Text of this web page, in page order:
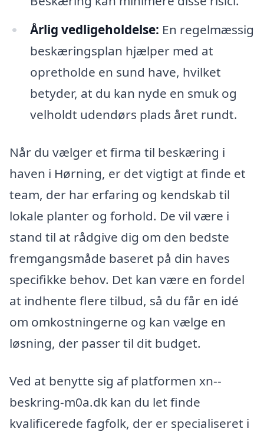
Årlig vedligeholdelse: En regelmæssig
beskæringsplan hjælper med at
opretholde en sund have, hvilket
betyder, at du kan nyde en smuk og
velholdt udendørs plads året rundt.
Når du vælger et firma til beskæring i
haven i Hørning, er det vigtigt at finde et
team, der har erfaring og kendskab til
lokale planter og forhold. De vil være i
stand til at rådgive dig om den bedste
fremgangsmåde baseret på din haves
specifikke behov. Det kan være en fordel
at indhente flere tilbud, så du får en idé
om omkostningerne og kan vælge en
løsning, der passer til dit budget.
Ved at benytte sig af platformen xn--
beskring-m0a.dk kan du let finde
kvalificerede fagfolk, der er specialiseret i